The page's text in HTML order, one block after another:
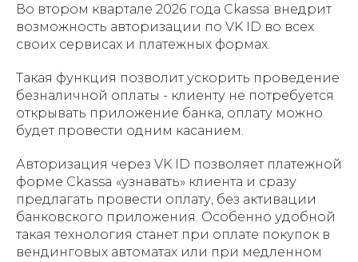
Во втором квартале 2026 года Ckassa внедрит
возможность авторизации по VK ID во всех
своих сервисах и платежных формах.
Такая функция позволит ускорить проведение
безналичной оплаты - клиенту не потребуется
открывать приложение банка, оплату можно
будет провести одним касанием.
Авторизация через VK ID позволяет платежной
форме Ckassa «узнавать» клиента и сразу
предлагать провести оплату, без активации
банковского приложения. Особенно удобной
такая технология станет при оплате покупок в
вендинговых автоматах или при медленном